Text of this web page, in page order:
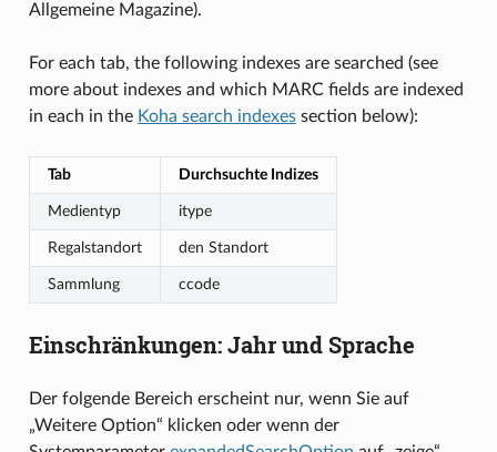
Allgemeine Magazine).
For each tab, the following indexes are searched (see
more about indexes and which MARC fields are indexed
in each in the Koha search indexessection below):
Tab Durchsuchte Indizes
Medientyp itype
Regalstandort den Standort
Sammlung ccode
Einschränkungen: Jahr und Sprache
Der folgende Bereich erscheint nur, wenn Sie auf
„Weitere Option“ klicken oder wenn der